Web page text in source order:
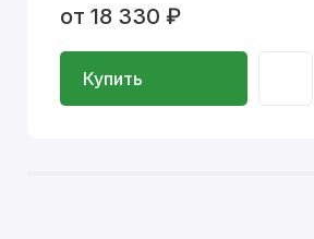
от 18 330 ₽
Купить